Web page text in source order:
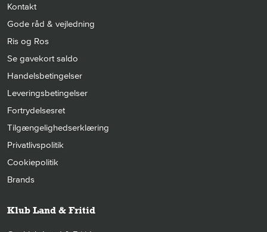
Kontakt
Gode råd & vejledning
Ris og Ros
Se gavekort saldo
Handelsbetingelser
Leveringsbetingelser
Fortrydelsesret
Tilgængelighedserklæring
Privatlivspolitik
Cookiepolitik
Brands
Klub Land & Fritid